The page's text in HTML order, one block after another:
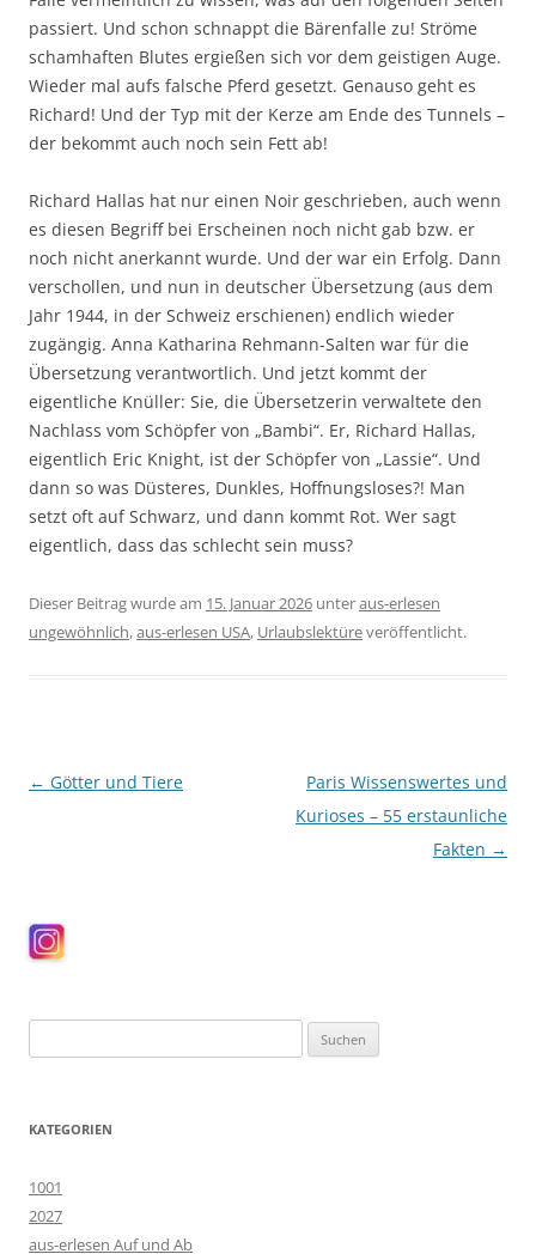
passiert. Und schon schnappt die Bärenfalle zu! Ströme
schamhaften Blutes ergießen sich vor dem geistigen Auge.
Wieder mal aufs falsche Pferd gesetzt. Genauso geht es
Richard! Und der Typ mit der Kerze am Ende des Tunnels –
der bekommt auch noch sein Fett ab!
Richard Hallas hat nur einen Noir geschrieben, auch wenn
es diesen Begriff bei Erscheinen noch nicht gab bzw. er
noch nicht anerkannt wurde. Und der war ein Erfolg. Dann
verschollen, und nun in deutscher Übersetzung (aus dem
Jahr 1944, in der Schweiz erschienen) endlich wieder
zugängig. Anna Katharina Rehmann-Salten war für die
Übersetzung verantwortlich. Und jetzt kommt der
eigentliche Knüller: Sie, die Übersetzerin verwaltete den
Nachlass vom Schöpfer von „Bambi“. Er, Richard Hallas,
eigentlich Eric Knight, ist der Schöpfer von „Lassie“. Und
dann so was Düsteres, Dunkles, Hoffnungsloses?! Man
setzt oft auf Schwarz, und dann kommt Rot. Wer sagt
eigentlich, dass das schlecht sein muss?
Dieser Beitrag wurde am 15. Januar 2026 unteraus-erlesen
ungewöhnlich,aus-erlesen USA, Urlaubslektüreveröffentlicht.
Beitragsnavigation
← Götter und Tiere
Paris Wissenswertes und
Kurioses – 55 erstaunliche
Fakten →
nach:
KATEGORIEN
1001
2027
aus-erlesen Auf und Ab